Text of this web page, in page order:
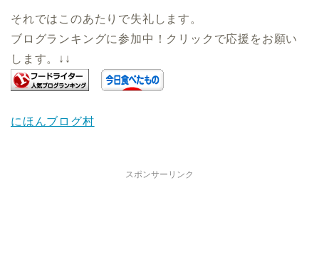
それではこのあたりで失礼します。
ブログランキングに参加中！クリックで応援をお願い
します。↓↓
にほんブログ村
スポンサーリンク